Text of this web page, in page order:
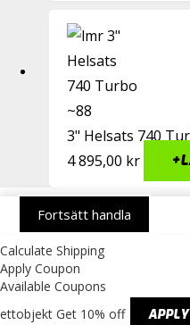
3" Helsats 740
4 895,00 kr +
Fortsätt handla
Calculate Shipping
Apply Coupon
Available Coupons
ettobjekt Get 10% off